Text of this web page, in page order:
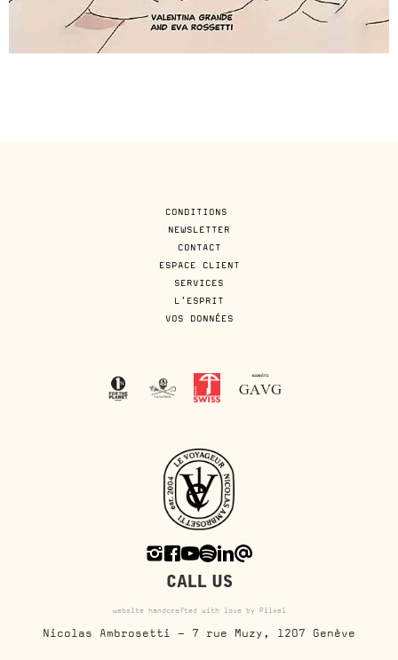
CONDITIONS
NEWSLETTER
CONTACT
ESPACE CLIENT
SERVICES
L'ESPRIT
VOS DONNÉES
CALL US
website handcrafted with love by Piixel
Nicolas Ambrosetti - 7 rue Muzy, 1207 Genève